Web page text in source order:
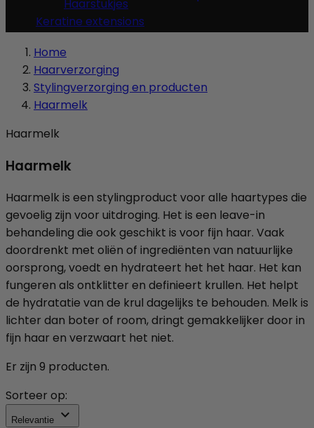
Haarstukjes
Keratine extensions
Home
Haarverzorging
Stylingverzorging en producten
Haarmelk
Haarmelk
Haarmelk
Haarmelk is een stylingproduct voor alle haartypes die
gevoelig zijn voor uitdroging. Het is een leave-in
behandeling die ook geschikt is voor fijn haar. Vaak
doordrenkt met oliën of ingrediënten van natuurlijke
oorsprong, voedt en hydrateert het het haar. Het kan
fungeren als ontklitter en definieert krullen. Het helpt
de hydratatie van de krul dagelijks te behouden. Melk is
lichter dan boter of room, dringt gemakkelijker door in
fijn haar en verzwaart het niet.
Er zijn 9 producten.
Sorteer op:
Relevantie 